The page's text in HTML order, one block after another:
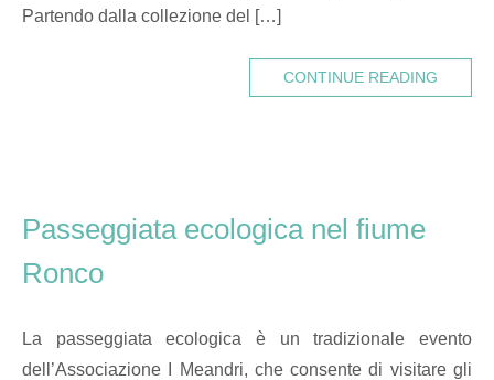
Partendo dalla collezione del […]
CONTINUE READING
Passeggiata ecologica nel fiume
Ronco
La passeggiata ecologica è un tradizionale evento
dell’Associazione I Meandri, che consente di visitare gli